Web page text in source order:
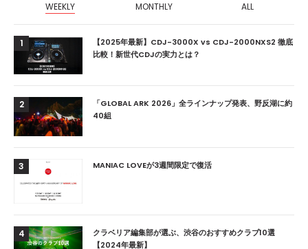
WEEKLY MONTHLY ALL
1
【2025年最新】CDJ-3000X vs CDJ-2000NXS2 徹底
比較！新世代CDJの実力とは？
2
「GLOBAL ARK 2026」全ラインナップ発表、野反湖に約
40組
3 MANIAC LOVEが3週間限定で復活
4
クラベリア編集部が選ぶ、渋谷のおすすめクラブ10選
【2024年最新】